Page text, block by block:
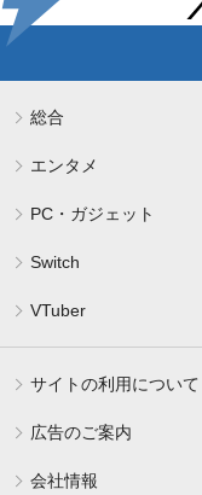
総合
エンタメ
PC・ガジェット
Switch
VTuber
サイトの利用について
広告のご案内
会社情報